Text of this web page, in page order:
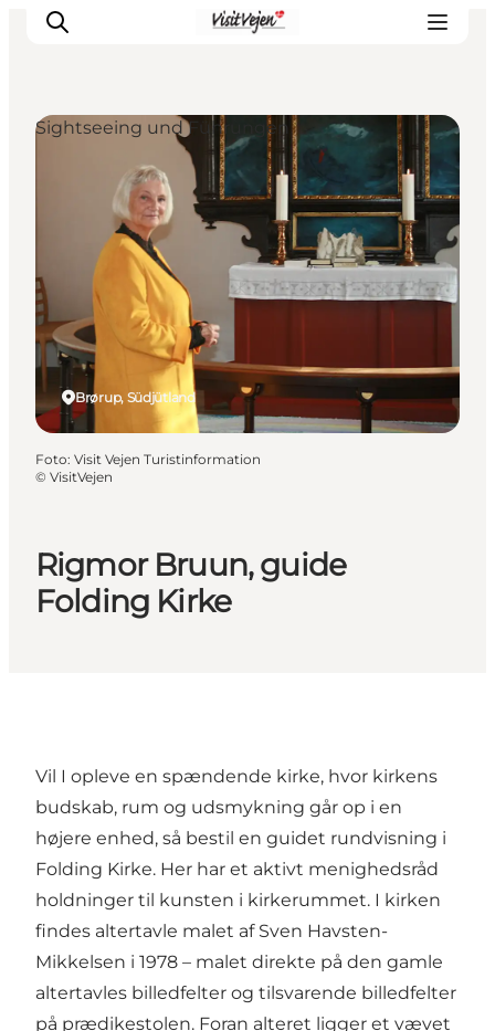
Restaurants
Schlafen
Nature
Städte
Events
Explore
Rigmor Bruun, guide
Folding Kirke
Brørup, Südjütland
Sightseeing und Führungen
Foto: Visit Vejen Turistinformation
© VisitVejen
Vil I opleve en spændende kirke, hvor kirkens
budskab, rum og udsmykning går op i en
højere enhed, så bestil en guidet rundvisning i
Folding Kirke. Her har et aktivt menighedsråd
holdninger til kunsten i kirkerummet. I kirken
findes altertavle malet af Sven Havsten-
Mikkelsen i 1978 – malet direkte på den gamle
altertavles billedfelter og tilsvarende billedfelter
på prædikestolen. Foran alteret ligger et vævet